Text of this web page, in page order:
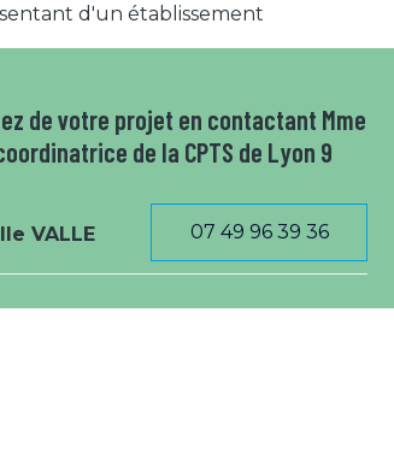
d'un établissement
de votre projet en contactant Mme
de la CPTS de Lyon 9
VALLE 07 49 96 39 36